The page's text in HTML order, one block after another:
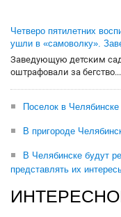
Четверо пятилетних
ушли в «самоволку».
Заведующую детским
оштрафовали за бегство...
Поселок в
В пригороде
В Челябинске будут
представлять их